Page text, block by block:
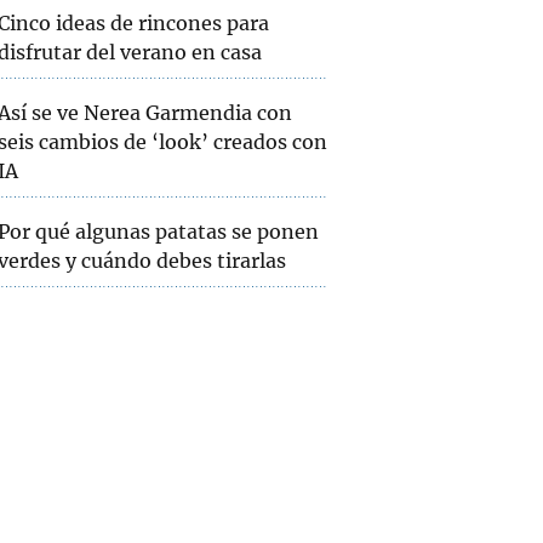
ideas de rincones para
del verano en casa
se ve Nerea Garmendia con
cambios de ‘look’ creados con
qué algunas patatas se ponen
y cuándo debes tirarlas